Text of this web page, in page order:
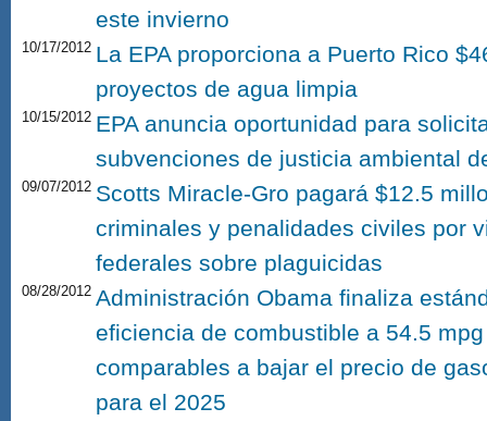
este invierno
10/17/2012 La EPA proporciona a Puerto Rico
proyectos de agua limpia
10/15/2012 EPA anuncia oportunidad para
subvenciones de justicia ambiental
09/07/2012 Scotts Miracle-Gro pagará $12.5
criminales y penalidades civiles por
federales sobre plaguicidas
08/28/2012 Administración Obama finaliza
eficiencia de combustible a 54.5
comparables a bajar el precio de
para el 2025